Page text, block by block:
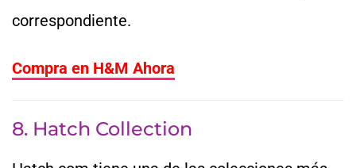
correspondiente.
Compra en H&M Ahora
8. Hatch Collection